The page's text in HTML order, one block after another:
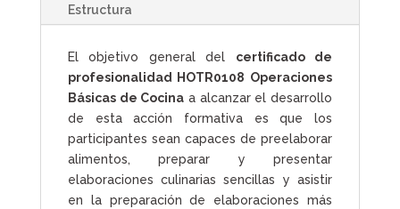
Estructura
El objetivo general del certificado de
profesionalidad HOTR0108 Operaciones
Básicas de Cocina a alcanzar el desarrollo
de esta acción formativa es que los
participantes sean capaces de preelaborar
alimentos, preparar y presentar
elaboraciones culinarias sencillas y asistir
en la preparación de elaboraciones más